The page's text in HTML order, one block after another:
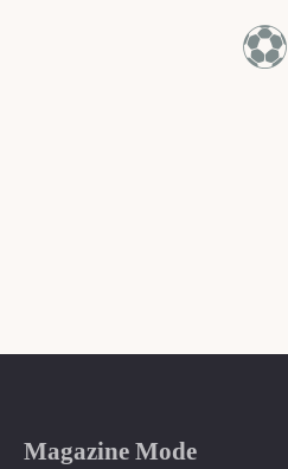
⚽
Magazine Mode